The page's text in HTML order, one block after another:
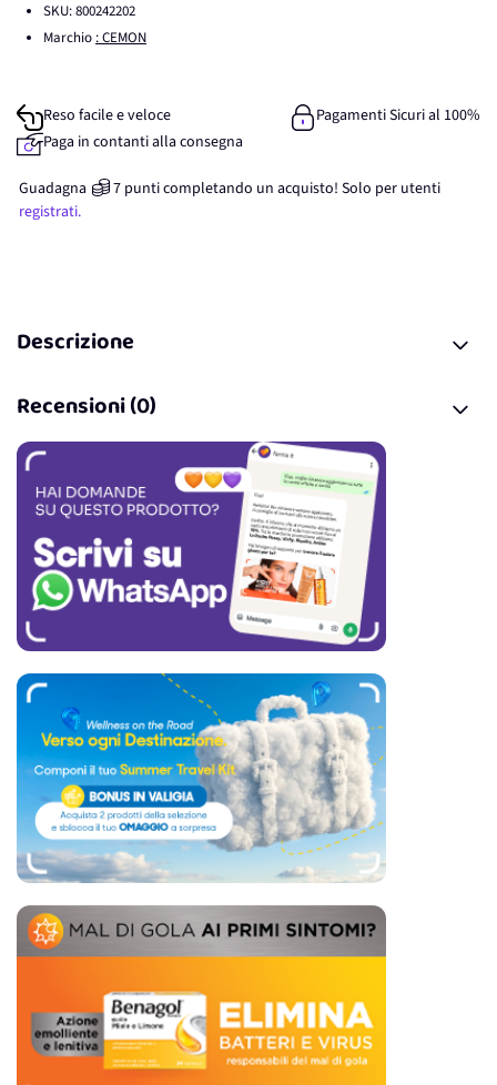
SKU:800242202
Marchio : CEMON
Reso facile e veloce
Pagamenti Sicuri al 100%
Paga in contanti alla consegna
Guadagna 7 punticompletando un acquisto! Solo per utenti
registrati.
Descrizione
Recensioni (0)